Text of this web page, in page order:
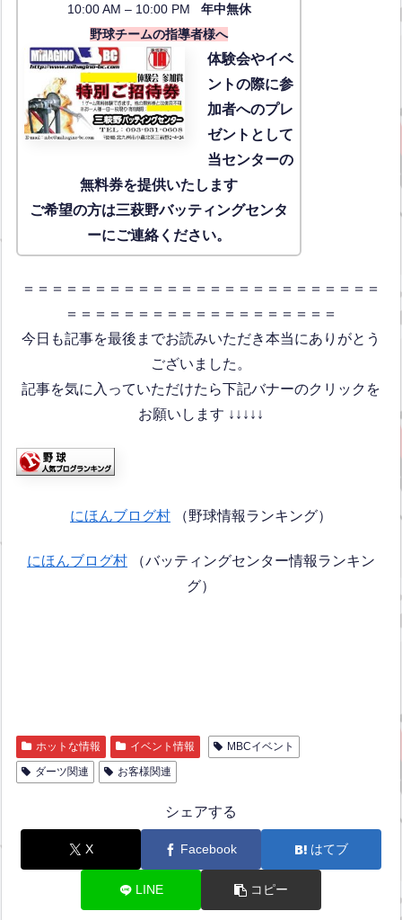
10:00 AM – 10:00 PM 年中無休
野球チームの指導者様へ
体験会やイベ
ントの際に参
加者へのプレ
ゼントとして
当センターの
無料券を提供いたします
ご希望の方は三萩野バッティングセンタ
ーにご連絡ください。
＝＝＝＝＝＝＝＝＝＝＝＝＝＝＝＝＝＝＝＝＝＝＝＝＝
＝＝＝＝＝＝＝＝＝＝＝＝＝＝＝＝＝＝＝
今日も記事を最後までお読みいただき本当にありがとう
ございました。
記事を気に入っていただけたら下記バナーのクリックを
お願いします ↓↓↓↓↓
にほんブログ村 （野球情報ランキング）
にほんブログ村 （バッティングセンター情報ランキン
グ）
ホットな情報 イベント情報
MBCイベント
ダーツ関連
お客様関連
シェアする
X Facebook はてブ
LINE コピー